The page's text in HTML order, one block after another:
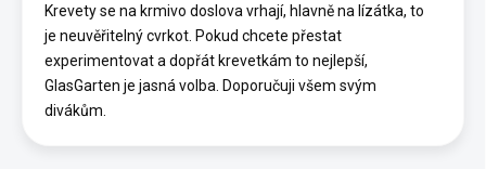
Krevety se na krmivo doslova vrhají, hlavně na lízátka, to
je neuvěřitelný cvrkot. Pokud chcete přestat
experimentovat a dopřát krevetkám to nejlepší,
GlasGarten je jasná volba. Doporučuji všem svým
divákům.